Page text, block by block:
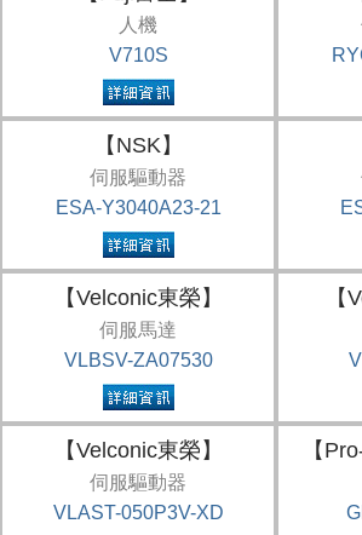
人機
V710S
【NSK】
伺服驅動器
ESA-Y3040A23-21
【Velconic東榮】
伺服馬達
VLBSV-ZA07530
【
【Velconic東榮】
伺服驅動器
VLAST-050P3V-XD
【